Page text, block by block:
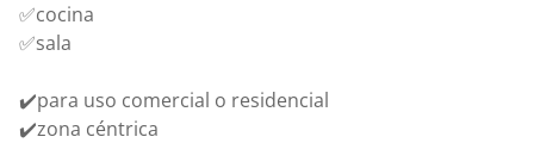
✅cocina
✅sala
✔️para uso comercial o residencial
✔️zona céntrica